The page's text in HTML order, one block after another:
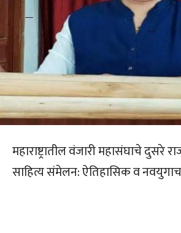
महाराष्ट्रातील वंजारी महासंघाचे दुसरे
साहित्य संमेलन: ऐतिहासिक व